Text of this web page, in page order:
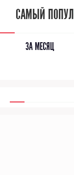
САМЫЙ ПОПУЛ
ЗА МЕСЯЦ